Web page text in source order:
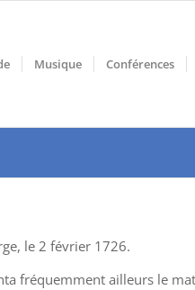
Musique Conférences
le 2 février 1726.
fréquemment ailleurs le